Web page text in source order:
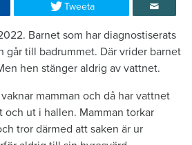
Tweeta
Barnet som har diagnostiserats
går till badrummet. Där vrider barnet
hen stänger aldrig av vattnet.
mamman och då har vattnet
och ut i hallen. Mamman torkar
tror därmed att saken är ur